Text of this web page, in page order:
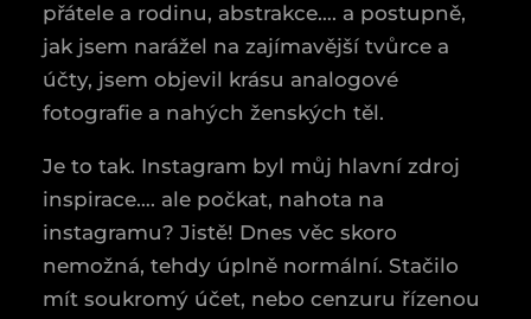
přátele a rodinu, abstrakce…. a postupně,
jak jsem narážel na zajímavější tvůrce a
účty, jsem objevil krásu analogové
fotografie a nahých ženských těl.
Je to tak. Instagram byl můj hlavní zdroj
inspirace…. ale počkat, nahota na
instagramu? Jistě! Dnes věc skoro
nemožná, tehdy úplně normální. Stačilo
mít soukromý účet, nebo cenzuru řízenou